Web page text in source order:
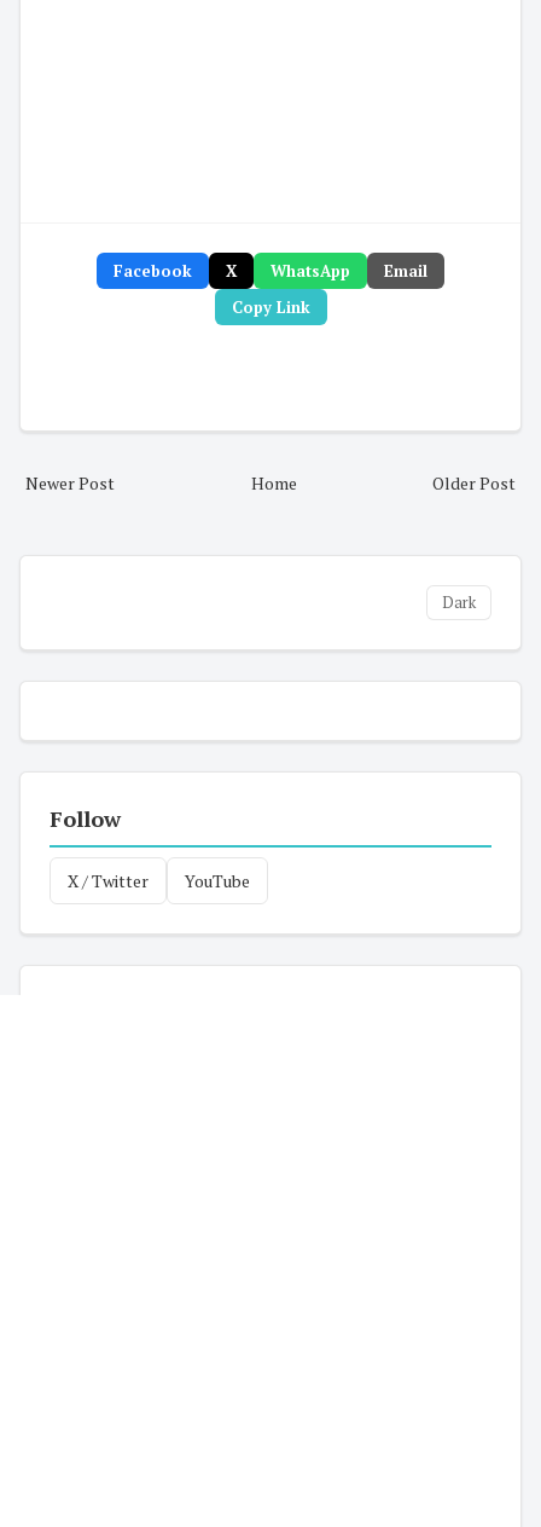
Facebook X WhatsApp
Email
Copy Link
Newer Post Older Post
Home
Dark
Follow
X / Twitter YouTube